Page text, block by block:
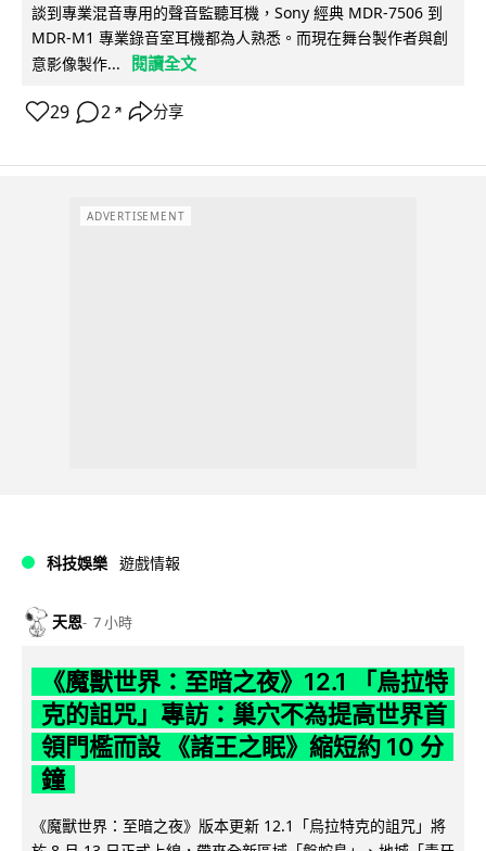
談到專業混音專用的聲音監聽耳機，Sony 經典 MDR-7506 到
MDR-M1 專業錄音室耳機都為人熟悉。而現在舞台製作者與創
意影像製作...
閱讀全文
29 2 ↗ 分享
ADVERTISEMENT
科技娛樂 遊戲情報
天恩 7 小時
《魔獸世界：至暗之夜》12.1 「烏拉特
克的詛咒」專訪：巢穴不為提高世界首
領門檻而設 《諸王之眠》縮短約 10 分
鐘
《魔獸世界：至暗之夜》版本更新 12.1「烏拉特克的詛咒」將